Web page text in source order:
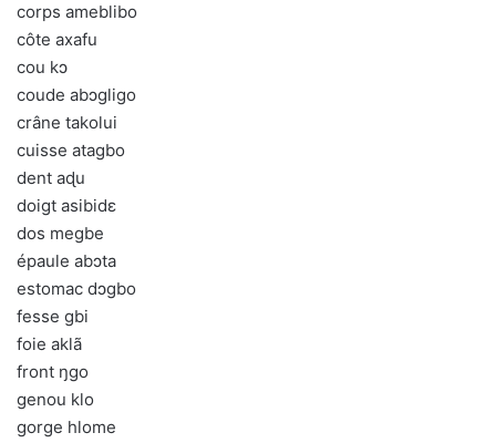
corps ameblibo
côte axafu
cou kɔ
coude abɔgligo
crâne takolui
cuisse atagbo
dent aɖu
doigt asibidɛ
dos megbe
épaule abɔta
estomac dɔgbo
fesse gbi
foie aklã
front ŋgo
genou klo
gorge hlome